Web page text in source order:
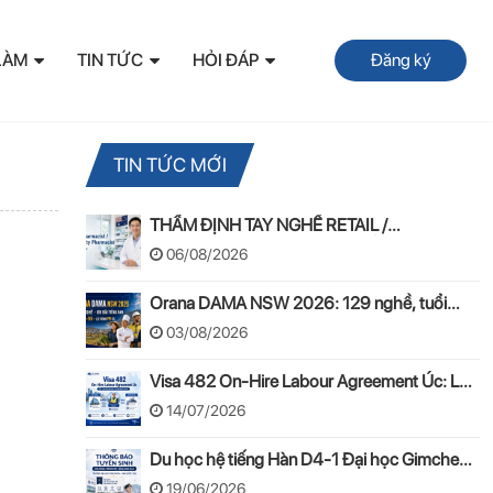
TIN TỨC HỎI ĐÁP Đăng ký
TIN TỨC MỚI
THẨM ĐỊNH TAY NGHỀ RETAIL /
COMMUNITY PHARMACIST ÚC 2026 –
APC & OPRA
06/08/2026
Orana DAMA NSW 2026: 129 nghề, tuổi
50–55 và lộ trình PR
03/08/2026
Visa 482 On-Hire Labour Agreement Úc: Lộ
trình làm việc hợp pháp theo mô hình On-
Hire
14/07/2026
Du học hệ tiếng Hàn D4-1 Đại học Gimcheon
2026: Tuyển sinh, chi phí, hồ sơ
19/06/2026